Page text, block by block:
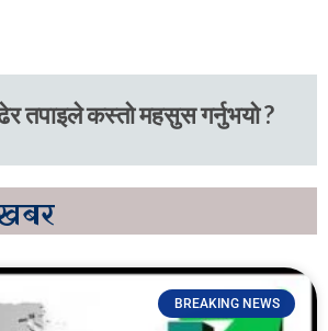
तपाइले कस्तो महसुस गर्नुभयो ?
BREAKING NEWS